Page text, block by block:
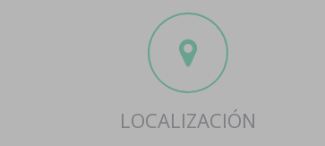
LOCALIZACIÓN